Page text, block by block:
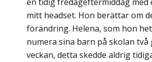
mitt headset. Hon berättar om
förändring. Helena, som hon
numera sina barn på skolan två
veckan, detta skedde aldrig